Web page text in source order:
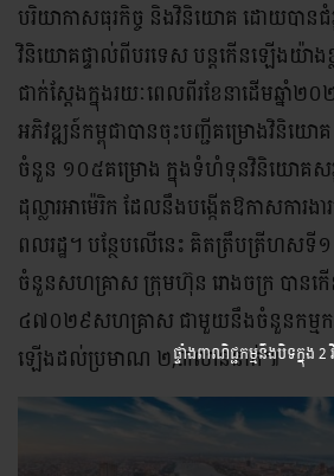
ផ្ទាំងពាណិជ្ជកម្មនឹងបិទក្នុង1
បរិយាកាសធុរកិច្ច និងវិនិយោគ ដោយបាន
វិនិយោគផ្ទាល់ពីបរទេស បន្តកើនឡើងយ៉ាងខ្
ជាក់ស្តែងក្នុងរយៈពេលពីរខែនាដើមឆ្នាំ២០
អភិវឌ្ឍន៍កម្ពុជាបានចុះបញ្ជីគម្រោងវិនិយោ
ចំនួន ១០៥គម្រោង ក្នុងទំហំទុនវិនិយោគ
ដុល្លារអាម៉េរិក ដែលនឹងបង្កើតឱកាសការង
ពលរដ្ឋ។ បន្ថែបលើនេះ គិតត្រឹបត្រីហសទី១
ចំនួនសហគ្រាស ក្រុមហ៊ុន រោងចក្រ បាន
៤៧០២៩សហគ្រាស ជាមួយនឹងចំនួនកម្ម
ឡើងដល់ប្រមាណ ២,៣លាននាក់៕